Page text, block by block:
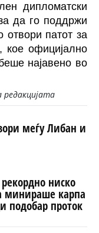
дипломатски
да го поддржи
отвори патот за
кое официјално
најавено во
меѓу Либан и
ниско
минираше карпа
подобар проток